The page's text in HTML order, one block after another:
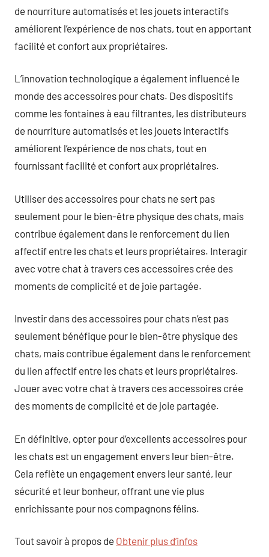
de nourriture automatisés et les jouets interactifs
améliorent l’expérience de nos chats, tout en apportant
facilité et confort aux propriétaires.
L’innovation technologique a également influencé le
monde des accessoires pour chats. Des dispositifs
comme les fontaines à eau filtrantes, les distributeurs
de nourriture automatisés et les jouets interactifs
améliorent l’expérience de nos chats, tout en
fournissant facilité et confort aux propriétaires.
Utiliser des accessoires pour chats ne sert pas
seulement pour le bien-être physique des chats, mais
contribue également dans le renforcement du lien
affectif entre les chats et leurs propriétaires. Interagir
avec votre chat à travers ces accessoires crée des
moments de complicité et de joie partagée.
Investir dans des accessoires pour chats n’est pas
seulement bénéfique pour le bien-être physique des
chats, mais contribue également dans le renforcement
du lien affectif entre les chats et leurs propriétaires.
Jouer avec votre chat à travers ces accessoires crée
des moments de complicité et de joie partagée.
En définitive, opter pour d’excellents accessoires pour
les chats est un engagement envers leur bien-être.
Cela reflète un engagement envers leur santé, leur
sécurité et leur bonheur, offrant une vie plus
enrichissante pour nos compagnons félins.
Tout savoir à propos de Obtenir plus d’infos